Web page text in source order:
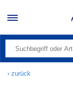
› zurück